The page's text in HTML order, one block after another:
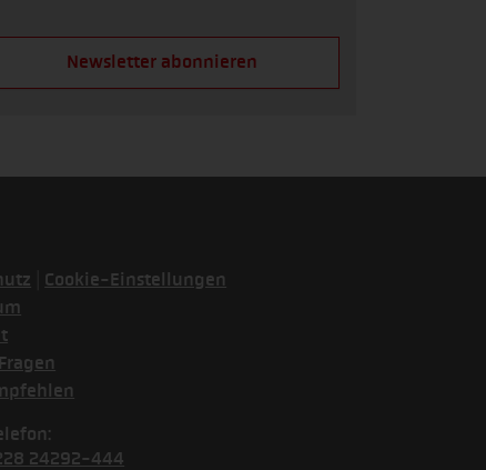
Newsletter abonnieren
Cookie-Einstellungen
24292-444